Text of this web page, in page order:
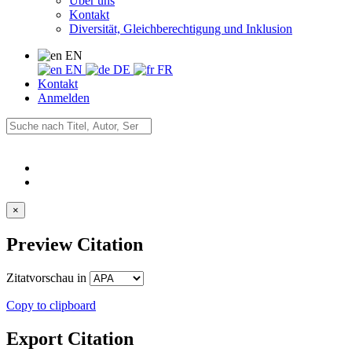
Kontakt
Diversität, Gleichberechtigung und Inklusion
EN
EN
DE
FR
Kontakt
Anmelden
×
Preview Citation
Zitatvorschau in
Copy to clipboard
Export Citation